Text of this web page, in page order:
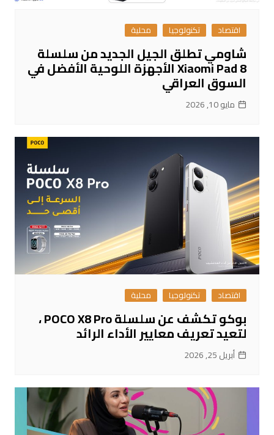
اقتصاد تكنولوجيا محلية
شاومي تطلق الجيل الجديد من سلسلة
Xiaomi Pad 8 الأجهزة اللوحية الأفضل في
السوق العراقي
مايو 10, 2026
اقتصاد تكنولوجيا محلية
بوكو تكشف عن سلسلة POCO X8 Pro ،
لتعيد تعريف معايير الأداء الرائد
أبريل 25, 2026